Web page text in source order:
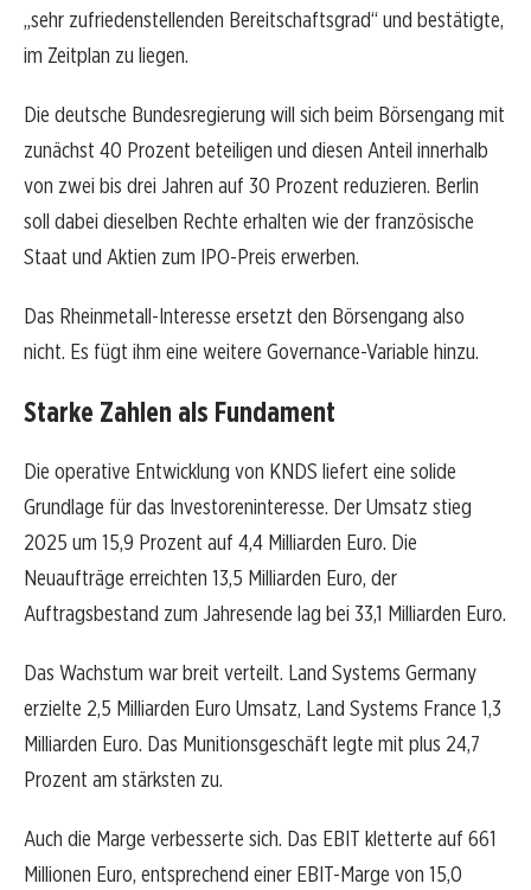
„sehr zufriedenstellenden Bereitschaftsgrad“ und bestätigte,
im Zeitplan zu liegen.
Die deutsche Bundesregierung will sich beim Börsengang mit
zunächst 40 Prozent beteiligen und diesen Anteil innerhalb
von zwei bis drei Jahren auf 30 Prozent reduzieren. Berlin
soll dabei dieselben Rechte erhalten wie der französische
Staat und Aktien zum IPO-Preis erwerben.
Das Rheinmetall-Interesse ersetzt den Börsengang also
nicht. Es fügt ihm eine weitere Governance-Variable hinzu.
Starke Zahlen als Fundament
Die operative Entwicklung von KNDS liefert eine solide
Grundlage für das Investoreninteresse. Der Umsatz stieg
2025 um 15,9 Prozent auf 4,4 Milliarden Euro. Die
Neuaufträge erreichten 13,5 Milliarden Euro, der
Auftragsbestand zum Jahresende lag bei 33,1 Milliarden Euro.
Das Wachstum war breit verteilt. Land Systems Germany
erzielte 2,5 Milliarden Euro Umsatz, Land Systems France 1,3
Milliarden Euro. Das Munitionsgeschäft legte mit plus 24,7
Prozent am stärksten zu.
Auch die Marge verbesserte sich. Das EBIT kletterte auf 661
Millionen Euro, entsprechend einer EBIT-Marge von 15,0